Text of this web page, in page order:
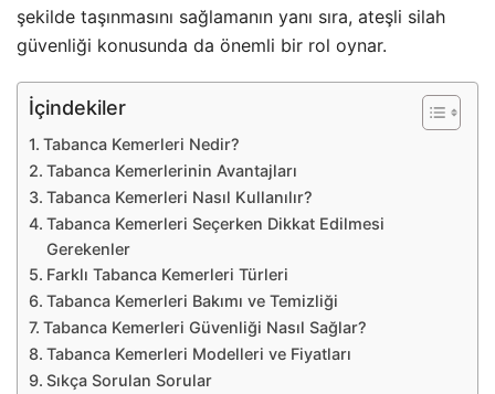
şekilde taşınmasını sağlamanın yanı sıra, ateşli silah
güvenliği konusunda da önemli bir rol oynar.
İçindekiler
Tabanca Kemerleri Nedir?
Tabanca Kemerlerinin Avantajları
Tabanca Kemerleri Nasıl Kullanılır?
Tabanca Kemerleri Seçerken Dikkat Edilmesi
Gerekenler
Farklı Tabanca Kemerleri Türleri
Tabanca Kemerleri Bakımı ve Temizliği
Tabanca Kemerleri Güvenliği Nasıl Sağlar?
Tabanca Kemerleri Modelleri ve Fiyatları
Sıkça Sorulan Sorular